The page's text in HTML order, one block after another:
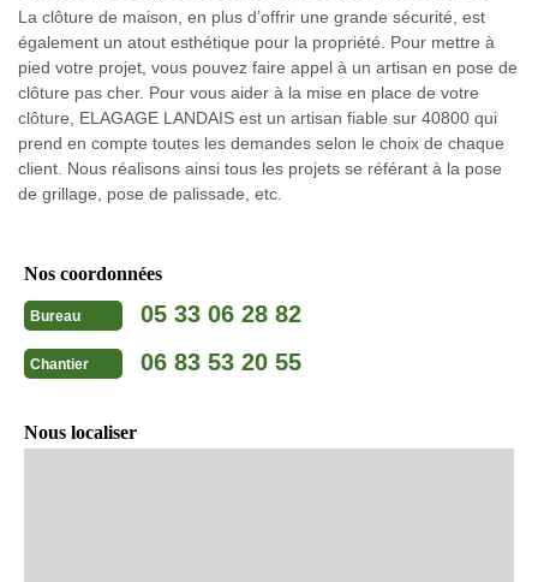
La clôture de maison, en plus d’offrir une grande sécurité, est
également un atout esthétique pour la propriété. Pour mettre à
pied votre projet, vous pouvez faire appel à un artisan en pose de
clôture pas cher. Pour vous aider à la mise en place de votre
clôture, ELAGAGE LANDAIS est un artisan fiable sur 40800 qui
prend en compte toutes les demandes selon le choix de chaque
client. Nous réalisons ainsi tous les projets se référant à la pose
de grillage, pose de palissade, etc.
Nos coordonnées
Bureau 05 33 06 28 82
Chantier 06 83 53 20 55
Nous localiser